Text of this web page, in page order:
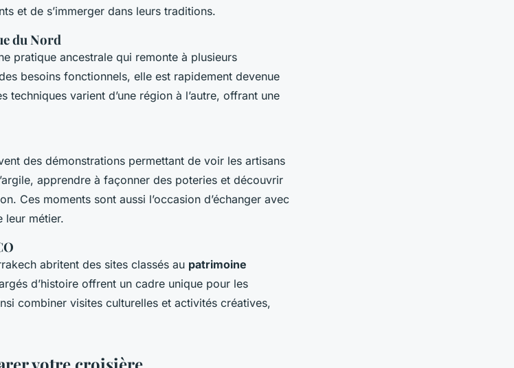
et de s’immerger dans leurs traditions.
du Nord
pratique ancestrale qui remonte à plusieurs
besoins fonctionnels, elle est rapidement devenue
techniques varient d’une région à l’autre, offrant une
des démonstrations permettant de voir les artisans
apprendre à façonner des poteries et découvrir
Ces moments sont aussi l’occasion d’échanger avec
leur métier.
abritent des sites classés au patrimoine
d’histoire offrent un cadre unique pour les
combiner visites culturelles et activités créatives,